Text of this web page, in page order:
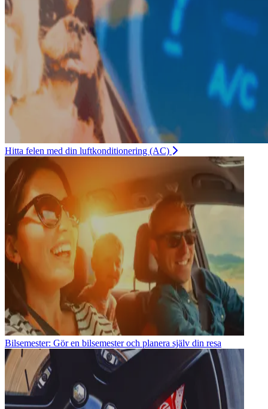
Hitta felen med din luftkonditionering (AC)
Bilsemester: Gör en bilsemester och planera själv din resa